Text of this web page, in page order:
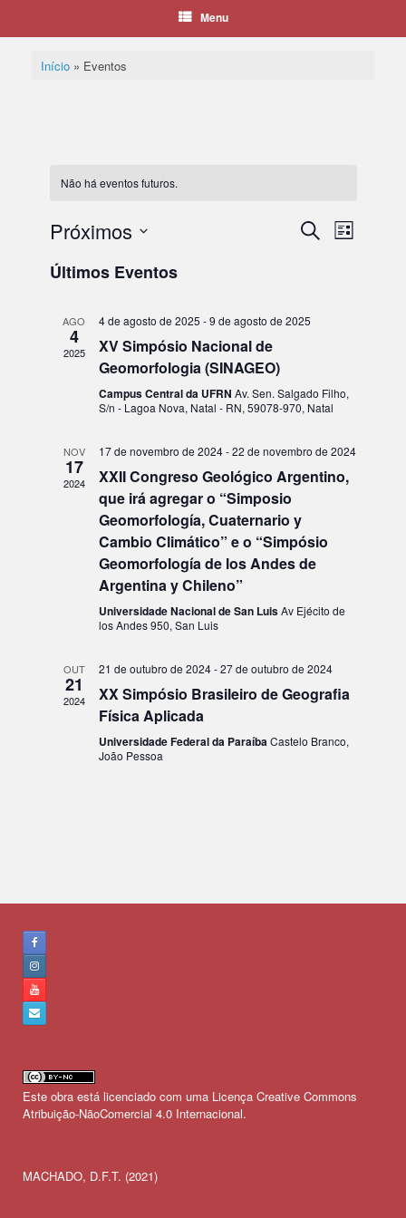
Menu
Início» Eventos
Não há eventos futuros.
Pesquisa
Eventos
ProcurarNavegação
do
Lista
Próximos
a
Últimos Eventos
AGO
4
2025
4 de agosto de 2025 -9 de agosto de 2025
XV Simpósio Nacional de
Geomorfologia (SINAGEO)
Campus Central da UFRN Av. Sen. Salgado Filho,
S/n - Lagoa Nova, Natal - RN, 59078-970, Natal
NOV
17
2024
17 de novembro de 2024-22 de novembro de 2024
XXII Congreso Geológico Argentino,
que irá agregar o “Simposio
Geomorfología, Cuaternario y
Cambio Climático” e o “Simpósio
Geomorfología de los Andes de
Argentina y Chileno”
Universidade Nacional de San LuisAv Ejécito de
los Andes 950, San Luis
OUT
21
2024
21 de outubro de 2024-27 de outubro de 2024
XX Simpósio Brasileiro de Geografia
Física Aplicada
Universidade Federal da ParaíbaCastelo Branco,
João Pessoa
Este obra está licenciado com uma Licença Creative Commons
Atribuição-NãoComercial 4.0 Internacional.
MACHADO, D.F.T. (2021)